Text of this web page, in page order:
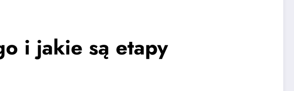
i jakie są etapy